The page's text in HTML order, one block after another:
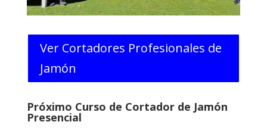
Ver Cortadores Profesionales de
Jamón
Próximo Curso de Cortador de Jamón
Presencial